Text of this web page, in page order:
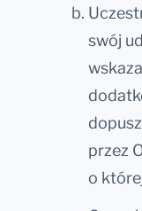
swój
przez
o